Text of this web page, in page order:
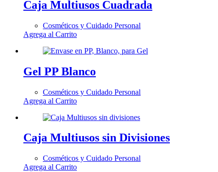
Caja Multiusos Cuadrada
Cosméticos y Cuidado Personal
Agrega al Carrito
Gel PP Blanco
Cosméticos y Cuidado Personal
Agrega al Carrito
Caja Multiusos sin Divisiones
Cosméticos y Cuidado Personal
Agrega al Carrito